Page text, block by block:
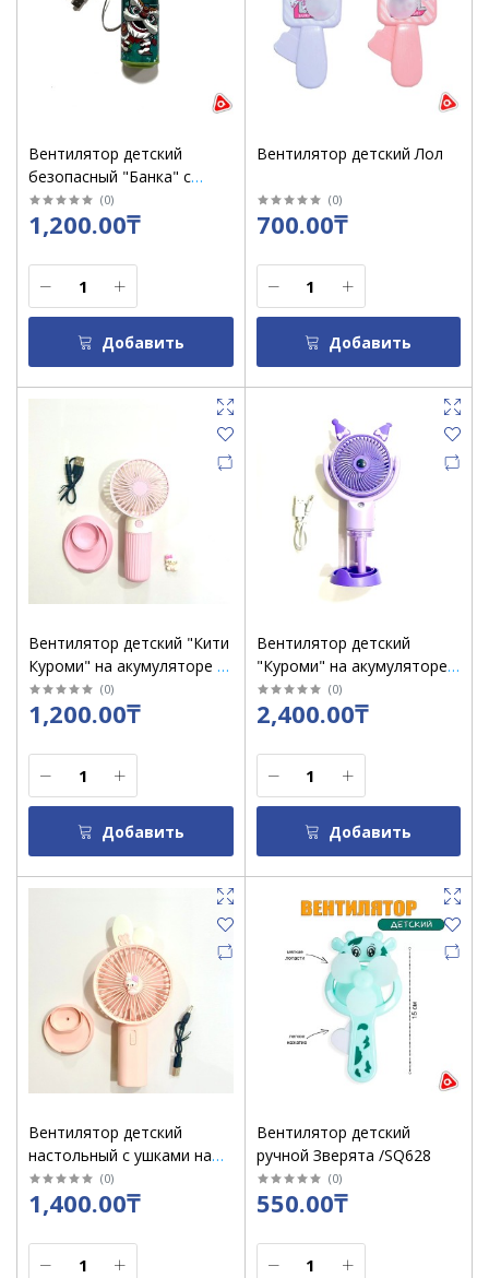
Вентилятор детский
безопасный "Банка" с
зарядкой / 562
(0)
1,200.00₸
Добавить
Вентилятор детский Лол
(0)
700.00₸
Добавить
Вентилятор детский "Кити
Куроми" на акумуляторе в
коробке/9903
(0)
1,200.00₸
Добавить
Вентилятор детский
"Куроми" на акумуляторе с
туманом в коробке/8201-D
(0)
2,400.00₸
Добавить
Вентилятор детский
настольный с ушками на
акумуляторе в
коробке/6827
(0)
1,400.00₸
Вентилятор детский
ручной Зверята /SQ628
(0)
550.00₸